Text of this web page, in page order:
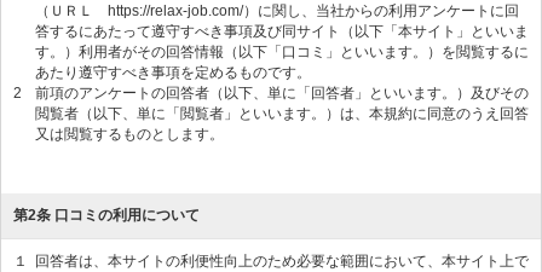
（ＵＲＬ https://relax-job.com/）に関し、当社からの利用アンケートに回
答するにあたって遵守すべき事項及び同サイト（以下「本サイト」といいま
す。）利用者がその回答情報（以下「口コミ」といいます。）を閲覧するに
あたり遵守すべき事項を定めるものです。
2
前項のアンケートの回答者（以下、単に「回答者」といいます。）及びその
閲覧者（以下、単に「閲覧者」といいます。）は、本規約に同意のうえ回答
又は閲覧するものとします。
第2条 口コミの利用について
１
回答者は、本サイトの利便性向上のため必要な範囲において、本サイト上で